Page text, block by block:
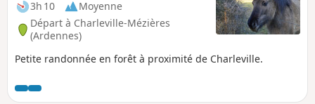
3h 10
Moyenne
Départ à Charleville-Mézières
(Ardennes)
Petite randonnée en forêt à proximité de Charleville.